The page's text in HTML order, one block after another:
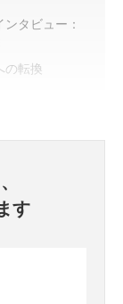
タビュー：
の転換
す